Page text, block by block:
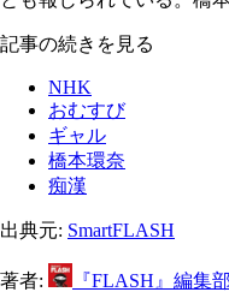
記事の続きを見る
NHK
おむすび
ギャル
橋本環奈
痴漢
出典元: SmartFLASH
著者: 『FLASH』編集部